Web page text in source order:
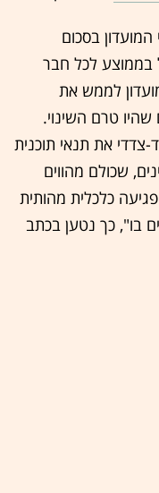
בסכום
התביעה בכ-900 שקל בממוצע לכל חבר
לממש את
טרם השינוי.
את תנאי תוכנית
שכולם מהווים
כלכלית מהותית
בו", כך נטען בכתב